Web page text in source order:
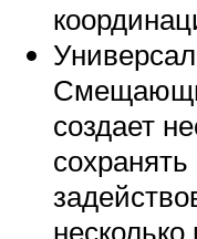
создает